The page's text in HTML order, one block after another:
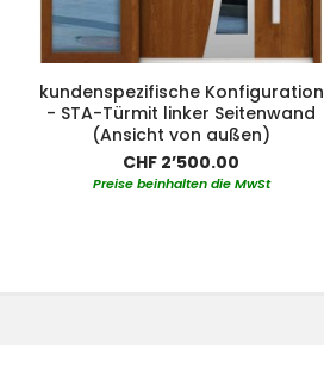
kundenspezifische Konfiguration
- STA-Türmit linker Seitenwand
(Ansicht von außen)
CHF 2’500.00
Preise beinhalten die MwSt